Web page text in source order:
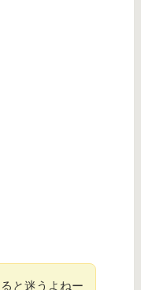
と迷うよねー